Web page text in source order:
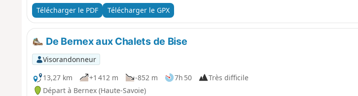
Télécharger le PDF Télécharger le GPX
De Bernex aux Chalets de Bise
Visorandonneur
13,27 km
+1 412 m -852 m 7h 50
Très difficile
Départ à Bernex (Haute-Savoie)